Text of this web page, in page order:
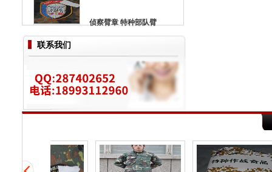
侦察臂章 特种部队臂
联系我们